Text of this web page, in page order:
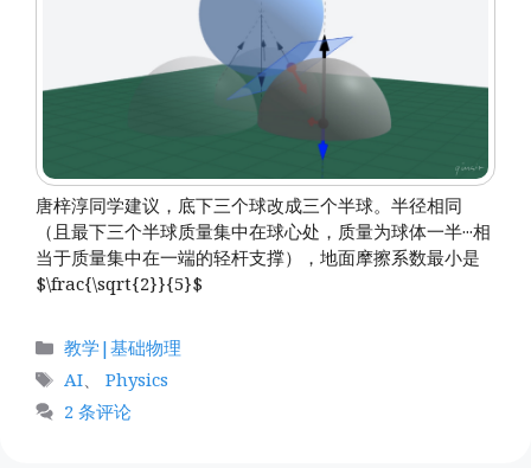
唐梓淳同学建议，底下三个球改成三个半球。半径相同
（且最下三个半球质量集中在球心处，质量为球体一半···相
当于质量集中在一端的轻杆支撑），地面摩擦系数最小是
$\frac{\sqrt{2}}{5}$
分
类
教学|基础物理
标
签
AI、 Physics
2 条评论